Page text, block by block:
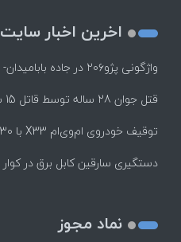
اخرین اخبار سایت
واژگونی پژو۲۰۶ در جاده بابامیدان- نورآباد با ۳ مصدوم
قتل جوان 28 ساله توسط قاتل 15 ساله در کازرون
توقیف خودروی ام‌وی‌ام X33 با ۱۳۰ میلیون ریال خلافی در سروستان
دستگیری سارقین کابل برق در کوار
نماد مجوز